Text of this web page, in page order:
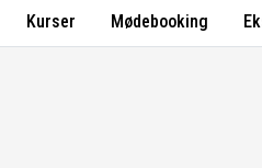
Kurser Mødebooking